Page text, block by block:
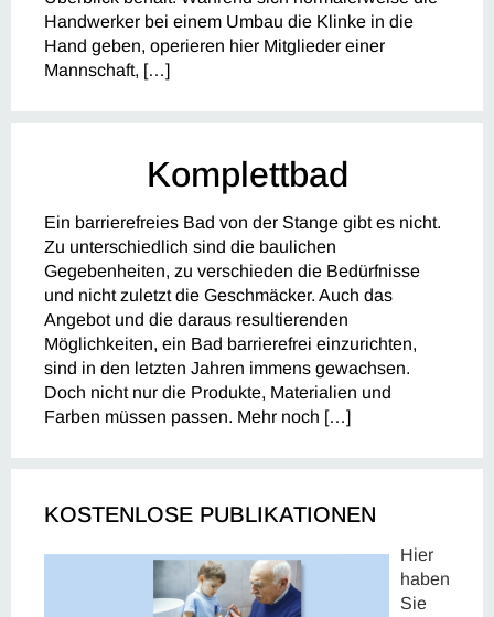
Handwerker bei einem Umbau die Klinke in die
Hand geben, operieren hier Mitglieder einer
Mannschaft, […]
Komplettbad
Ein barrierefreies Bad von der Stange gibt es nicht.
Zu unterschiedlich sind die baulichen
Gegebenheiten, zu verschieden die Bedürfnisse
und nicht zuletzt die Geschmäcker. Auch das
Angebot und die daraus resultierenden
Möglichkeiten, ein Bad barrierefrei einzurichten,
sind in den letzten Jahren immens gewachsen.
Doch nicht nur die Produkte, Materialien und
Farben müssen passen. Mehr noch […]
KOSTENLOSE PUBLIKATIONEN
Hier
haben
Sie